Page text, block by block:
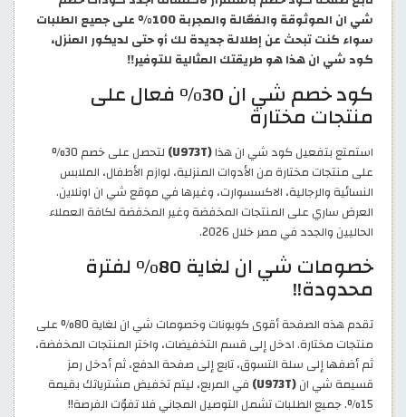
شي ان الموثوقة والفعّالة والمجربة 100% على جميع الطلبات
سواء كنت تبحث عن إطلالة جديدة لك أو حتى لديكور المنزل،
كود شي ان هذا هو طريقتك المثالية للتوفير!!
كود خصم شي ان 30% فعال على
منتجات مختارة
استمتع بتفعيل كود شي ان هذا(U973T)
لتحصل على خصم 30%
على منتجات مختارة من الأدوات المنزلية، لوازم الأطفال، الملابس
النسائية والرجالية، الاكسسوارت، وغيرها في موقع شي ان اونلاين.
العرض ساري على المنتجات المخفضة وغير المخفضة لكافة العملاء
الحاليين والجدد في مصر خلال 2026.
خصومات شي ان لغاية 80% لفترة
محدودة!!
تقدم هذه الصفحة أقوى كوبونات وخصومات شي ان لغاية 80% على
منتجات مختارة. ادخل إلى قسم التخفيضات، واختر المنتجات المخفضة،
ثم أضفها إلى سلة التسوق، تابع إلى صفحة الدفع، ثم أدخل رمز
قسيمة شي ان(U973T)
في المربع، ليتم تخفيض مشترياتك بقيمة
15%. جميع الطلبات تشمل التوصيل المجاني فلا تفوّت الفرصة!!